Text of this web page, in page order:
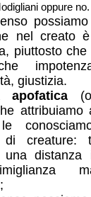
oppure no.
nel creato
piuttosto
giustizia.
apofatica
di creature:
distanza